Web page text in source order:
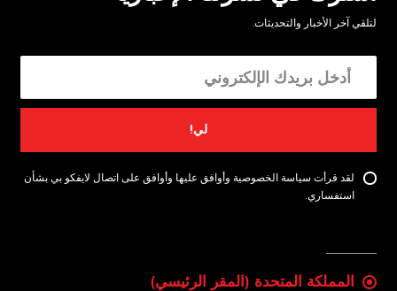
لتلقي آخر الأخبار والتحديثات.
لي!
لقد قرأت سياسة الخصوصية وأوافق عليها وأوافق على اتصال لايفكو بي بشأن
استفساري.
المملكة المتحدة (المقر الرئيسي)